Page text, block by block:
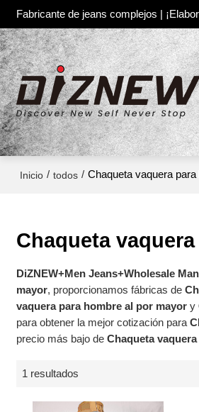
Fabricante de jeans complejos |
Inicio / todos / Chaqueta vaquera
Chaqueta
DiZNEW+Men Jeans+Wholesale
mayor, proporcionamos fábricas de
vaquera para hombre al por mayor y
para obtener la mejor cotización para
precio más bajo deChaqueta
1 resultados